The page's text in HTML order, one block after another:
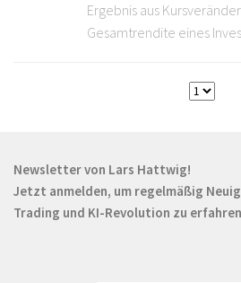
Ergebnis aus
Gesamtrendite eines
Newsletter von Lars Hattwig!
Jetzt anmelden, um regelmäßig
Trading und KI-Revolution zu